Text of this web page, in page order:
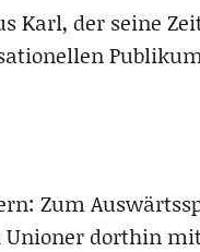
Karl, der seine
Zum
dorthin